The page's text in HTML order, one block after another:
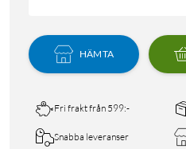
HÄMTA
Fri frakt från 599:-
Snabba leveranser